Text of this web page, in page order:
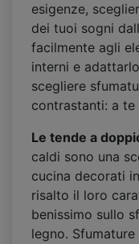
esigenze,
dei tuoi sogni
facilmente agli
interni e
scegliere
contrastanti: a te
Le tende a
caldi sono una
cucina decorati
risalto il loro
benissimo sullo
legno.